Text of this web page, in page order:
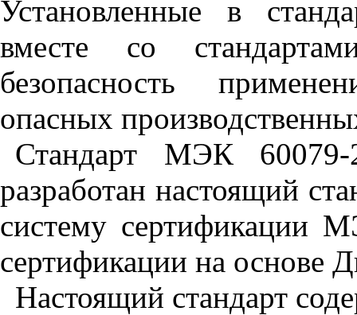
Установленные в
вместе со
безопасность
опасных
Стандарт МЭК 60079-
разработан настоящий
систему сертификации
сертификации на основе
Настоящий стандарт